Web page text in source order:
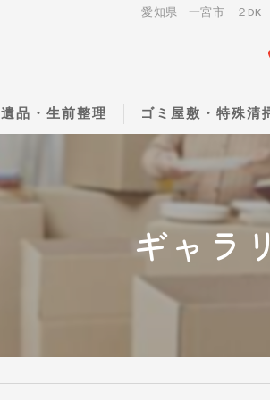
愛知県 一宮市 ２DK
遺品・生前整理 ゴミ屋敷・特殊清
ギャラ